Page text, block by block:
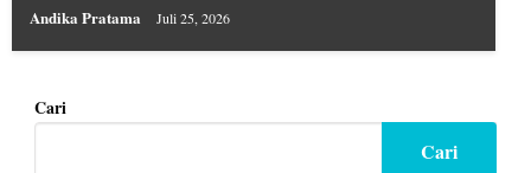
Andika Pratama Juli 25, 2026
Cari
Cari